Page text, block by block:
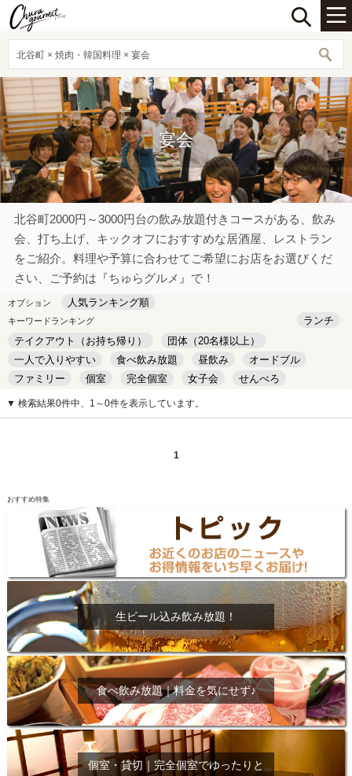
北谷町 × 焼肉・韓国料理 × 宴会
宴会
北谷町2000円～3000円台の飲み放題付きコースがある、飲み
会、打ち上げ、キックオフにおすすめな居酒屋、レストラン
をご紹介。料理や予算に合わせてご希望にお店をお選びくだ
さい、ご予約は『ちゅらグルメ』で！
オプション 人気ランキング順
キーワードランキング
ランチ
テイクアウト（お持ち帰り）
団体（20名様以上）
一人で入りやすい
食べ飲み放題 昼飲み
オードブル
ファミリー
個室 完全個室 女子会
せんべろ
キッズルーム
安い デート
▼ 検索結果0件中、1～0件を表示しています。
1
おすすめ特集
生ビール込み飲み放題！
食べ飲み放題｜料金を気にせず♪
個室・貸切｜完全個室でゆったりと